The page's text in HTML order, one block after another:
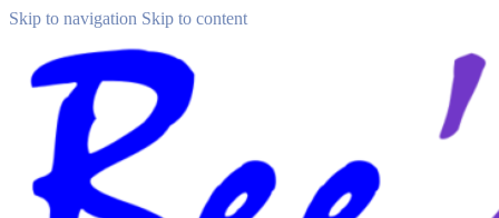
Skip to navigation Skip to content